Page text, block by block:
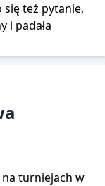
się też pytanie,
i padała
turniejach w